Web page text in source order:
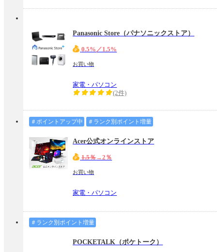
Panasonic Store（パナソニックストア）
0.5%／1.5%
お買い物
家電・パソコン
(2件)
＃ポイントアップ中 ＃ランク別ポイント増量
Acer公式オンラインストア
1.5％→2％
お買い物
家電・パソコン
＃ランク別ポイント増量
POCKETALK（ポケトーク）